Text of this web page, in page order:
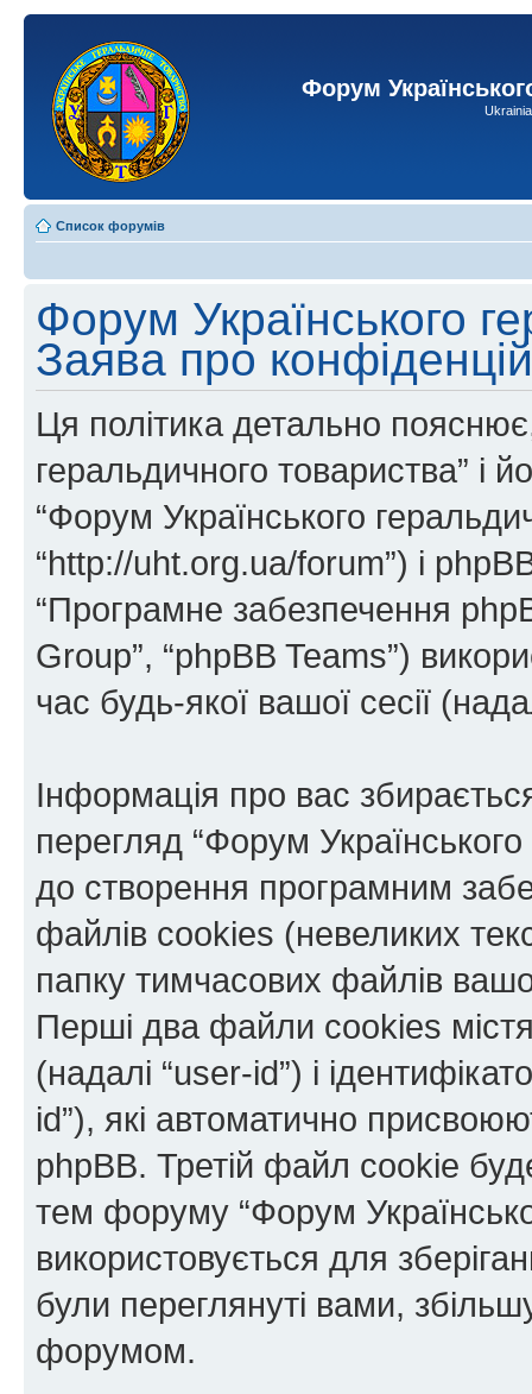
Форум
Список форумів
Форум Українського
Заява про
Ця політика детально
геральдичного товариства” і
“Форум Українського
“http://uht.org.ua/forum”) і phpBB
“Програмне забезпечення
Group”, “phpBB Teams”)
час будь-якої вашої сесії
Інформація про вас
перегляд “Форум
до створення програмним
файлів cookies (невеликих
папку тимчасових файлів
Перші два файли cookies
(надалі “user-id”) і
id”), які автоматично
phpBB. Третій файл cookie
тем форуму “Форум
використовується для
були переглянуті вами,
форумом.